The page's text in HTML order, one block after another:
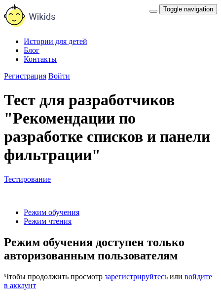
Toggle navigation
Истории для детей
Блог
Контакты
Регистрация Войти
Тест для разработчиков
"Рекомендации по
разработке списков и панели
фильтрации"
Тестирование
Режим обучения
Режим чтения
Режим обучения доступен только
авторизованным пользователям
Чтобы продолжить просмотр зарегистрируйтесь или войдите
в аккаунт